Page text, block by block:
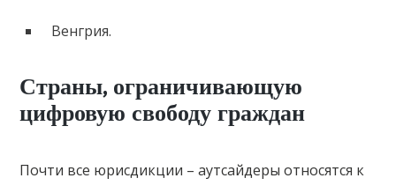
Венгрия.
Страны, ограничивающую
цифровую свободу граждан
Почти все юрисдикции – аутсайдеры относятся к